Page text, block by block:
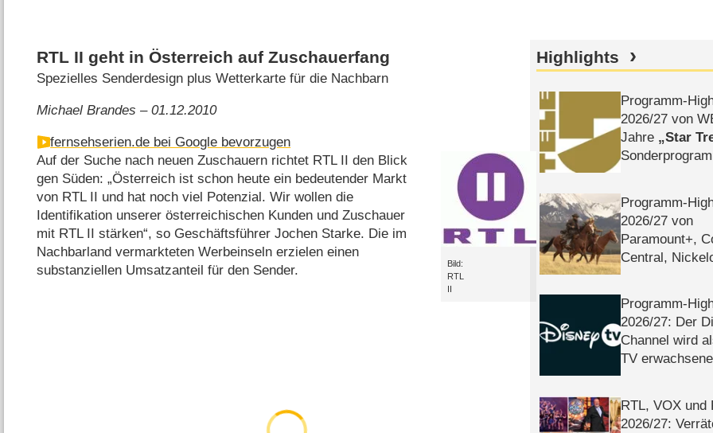
RTL II geht in Österreich auf Zuschauerfang
Spezielles Senderdesign plus Wetterkarte für die Nachbarn
Michael Brandes – 01.12.2010
fernsehserien.de bei Google bevorzugen
Bild:
RTL
II
Auf der Suche nach neuen Zuschauern richtet RTL II den Blick
gen Süden: „Österreich ist schon heute ein bedeutender Markt
von RTL II und hat noch viel Potenzial. Wir wollen die
Identifikation unserer österreichischen Kunden und Zuschauer
mit RTL II stärken“, so Geschäftsführer Jochen Starke. Die im
Nachbarland vermarkteten Werbeinseln erzielen einen
substanziellen Umsatzanteil für den Sender.
Highlights
Programm-
2026/​27 von
Jahre
Star
Programm-
2026/​27 von
Paramount+,
Central,
Programm-
2026/​27: Der
Channel wird
TV
RTL, VOX und
2026/​27: